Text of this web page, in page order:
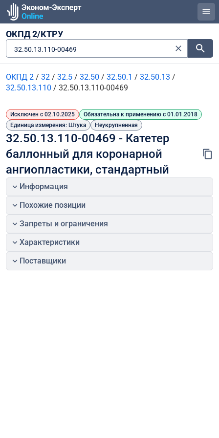
ОКПД 2/КТРУ
32.50.13.110-00469
ОКПД 2 / 32 / 32.5 / 32.50 / 32.50.1 / 32.50.13 /
32.50.13.110 / 32.50.13.110-00469
Исключен с 02.10.2025
Обязательна к применению с 01.01.2018
Единица измерения: Штука
Неукрупненная
32.50.13.110-00469 - Катетер
баллонный для коронарной
ангиопластики, стандартный
Информация
Похожие позиции
Запреты и ограничения
Характеристики
Поставщики